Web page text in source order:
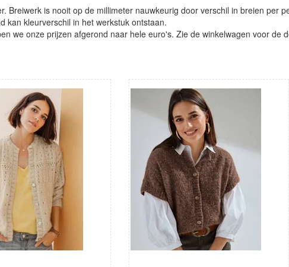
Breiwerk is nooit op de millimeter nauwkeurig door verschil in breien per
kan kleurverschil in het werkstuk ontstaan.
we onze prijzen afgerond naar hele euro's. Zie de winkelwagen voor de